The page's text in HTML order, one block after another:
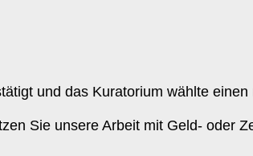
und das Kuratorium wählte
Sie unsere Arbeit mit Geld- oder